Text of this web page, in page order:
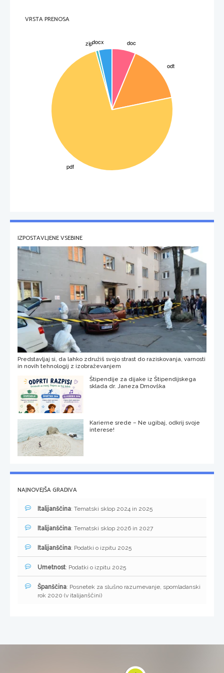
VRSTA PRENOSA
IZPOSTAVLJENE VSEBINE
Predstavljaj si, da lahko združiš svojo strast do raziskovanja, varnosti
in novih tehnologij z izobraževanjem
Štipendije za dijake iz Štipendijskega
sklada dr. Janeza Drnovška
Karierne srede – Ne ugibaj, odkrij svoje
interese!
NAJNOVEJŠA GRADIVA
Italijanščina: Tematski sklop 2024 in 2025
Italijanščina: Tematski sklop 2026 in 2027
Italijanščina: Podatki o izpitu 2025
Umetnost: Podatki o izpitu 2025
Španščina: Posnetek za slušno razumevanje, spomladanski
rok 2020 (v italijanščini)